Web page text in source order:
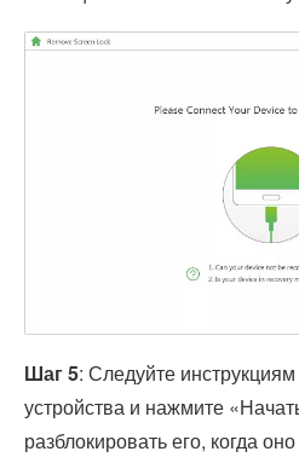
Шаг 5: Следуйте
устройства и нажмите
разблокировать его, когда